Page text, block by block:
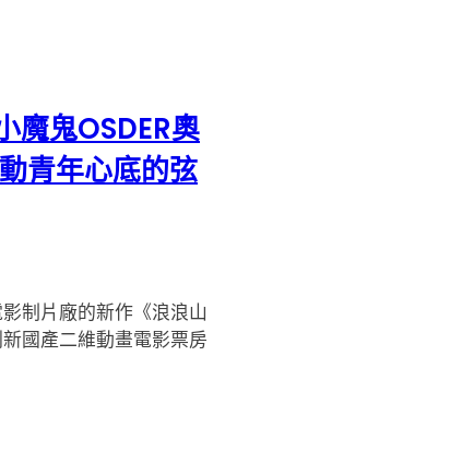
魔鬼OSDER奧
青年心底的弦
制片廠的新作《浪浪山
國產二維動畫電影票房